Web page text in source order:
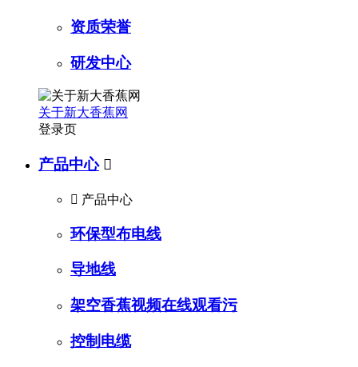
资质荣誉
研发中心
关于新大香蕉网
登录页
产品中心 
 产品中心
环保型布电线
导地线
架空香蕉视频在线观看污
控制电缆